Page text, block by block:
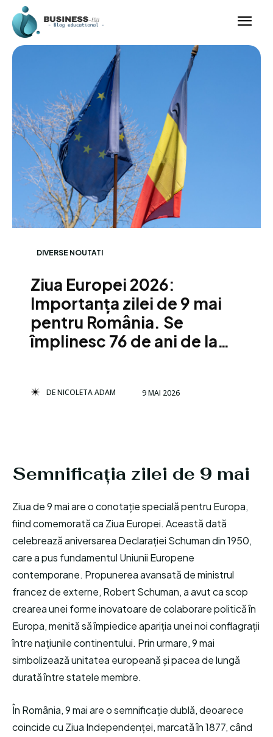
DIVERSE NOUTATI
Ziua Europei 2026:
Importanța zilei de 9 mai
pentru România. Se
împlinesc 76 de ani de la…
DENICOLETA ADAM 9 MAI 2026
Semnificația zilei de 9 mai
Ziua de 9 mai are o conotație specială pentru Europa,
fiind comemorată ca Ziua Europei. Această dată
celebrează aniversarea Declarației Schuman din 1950,
care a pus fundamentul Uniunii Europene
contemporane. Propunerea avansată de ministrul
francez de externe, Robert Schuman, a avut ca scop
crearea unei forme inovatoare de colaborare politică în
Europa, menită să împiedice apariția unei noi conflagrații
între națiunile continentului. Prin urmare, 9 mai
simbolizează unitatea europeană și pacea de lungă
durată între statele membre.
În România, 9 mai are o semnificație dublă, deoarece
coincide cu Ziua Independenței, marcată în 1877, când